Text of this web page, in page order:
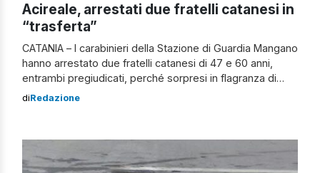
Acireale, arrestati due fratelli catanesi in
“trasferta”
CATANIA – I carabinieri della Stazione di Guardia Mangano
hanno arrestato due fratelli catanesi di 47 e 60 anni,
entrambi pregiudicati, perché sorpresi in flagranza di
reato di tentato furto in abitazione. Al riguardo i militari,
hanno ricevuto […]
diRedazione